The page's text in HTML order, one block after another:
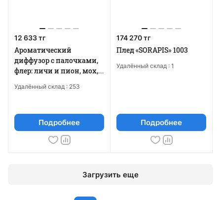
12 633 тг
Ароматический
диффузор с палочками,
флер: личи и пион, мох,
Удалённый склад : 253
Подробнее
174 270 тг
Плед «SORAPIS» 1003
Удалённый склад : 1
Подробнее
Загрузить еще